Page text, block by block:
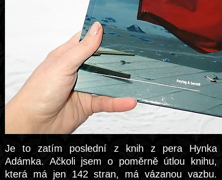
Je to zatím poslední z knih z pera Hynka
Adámka. Ačkoli jsem o poměrně útlou knihu,
která má jen 142 stran, má vázanou vazbu.